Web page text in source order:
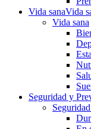
Vida sanaVida
Vida sana
Seguridad y